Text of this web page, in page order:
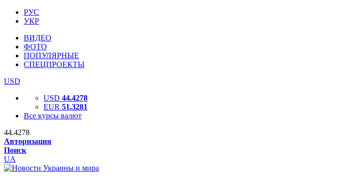
РУС
УКР
ВИДЕО
ФОТО
ПОПУЛЯРНЫЕ
СПЕЦПРОЕКТЫ
USD
USD 44.4278
EUR 51.3281
Все курсы валют
44.4278
Авторизация
Поиск
UA